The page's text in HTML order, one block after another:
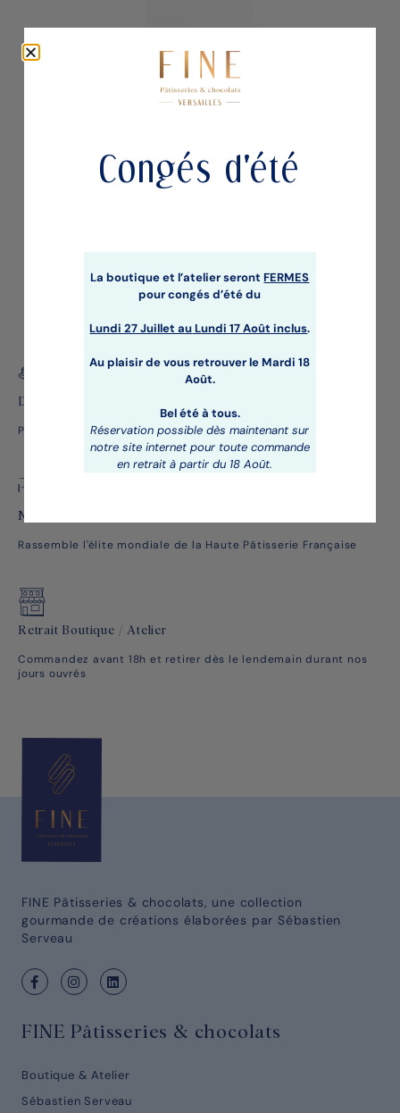
L'ABSOLU PRALINE NOISETTE & ECLATS
DE NOISETTE
Gourmandises
Des pâtisseries étoilées
Par un Chef Pâtissier renommé plusieurs fois récompensé
Membre des Relais Desserts
Rassemble l'élite mondiale de la Haute Pâtisserie Française
Retrait Boutique / Atelier
Commandez avant 18h et retirer dès le lendemain durant nos
jours ouvrés
FINE Pâtisseries & chocolats, une collection
gourmande de créations élaborées par Sébastien
Serveau
FINE Pâtisseries & chocolats
Boutique & Atelier
Sébastien Serveau
Congés d'été
La boutique et l’atelier seront FERMES
pour congés d’été du
Lundi 27 Juillet au Lundi 17 Août inclus.
Au plaisir de vous retrouver le Mardi 18
Août.
Bel été à tous.
Réservation possible dès maintenant sur
notre site internet pour toute commande
en retrait à partir du 18 Août.